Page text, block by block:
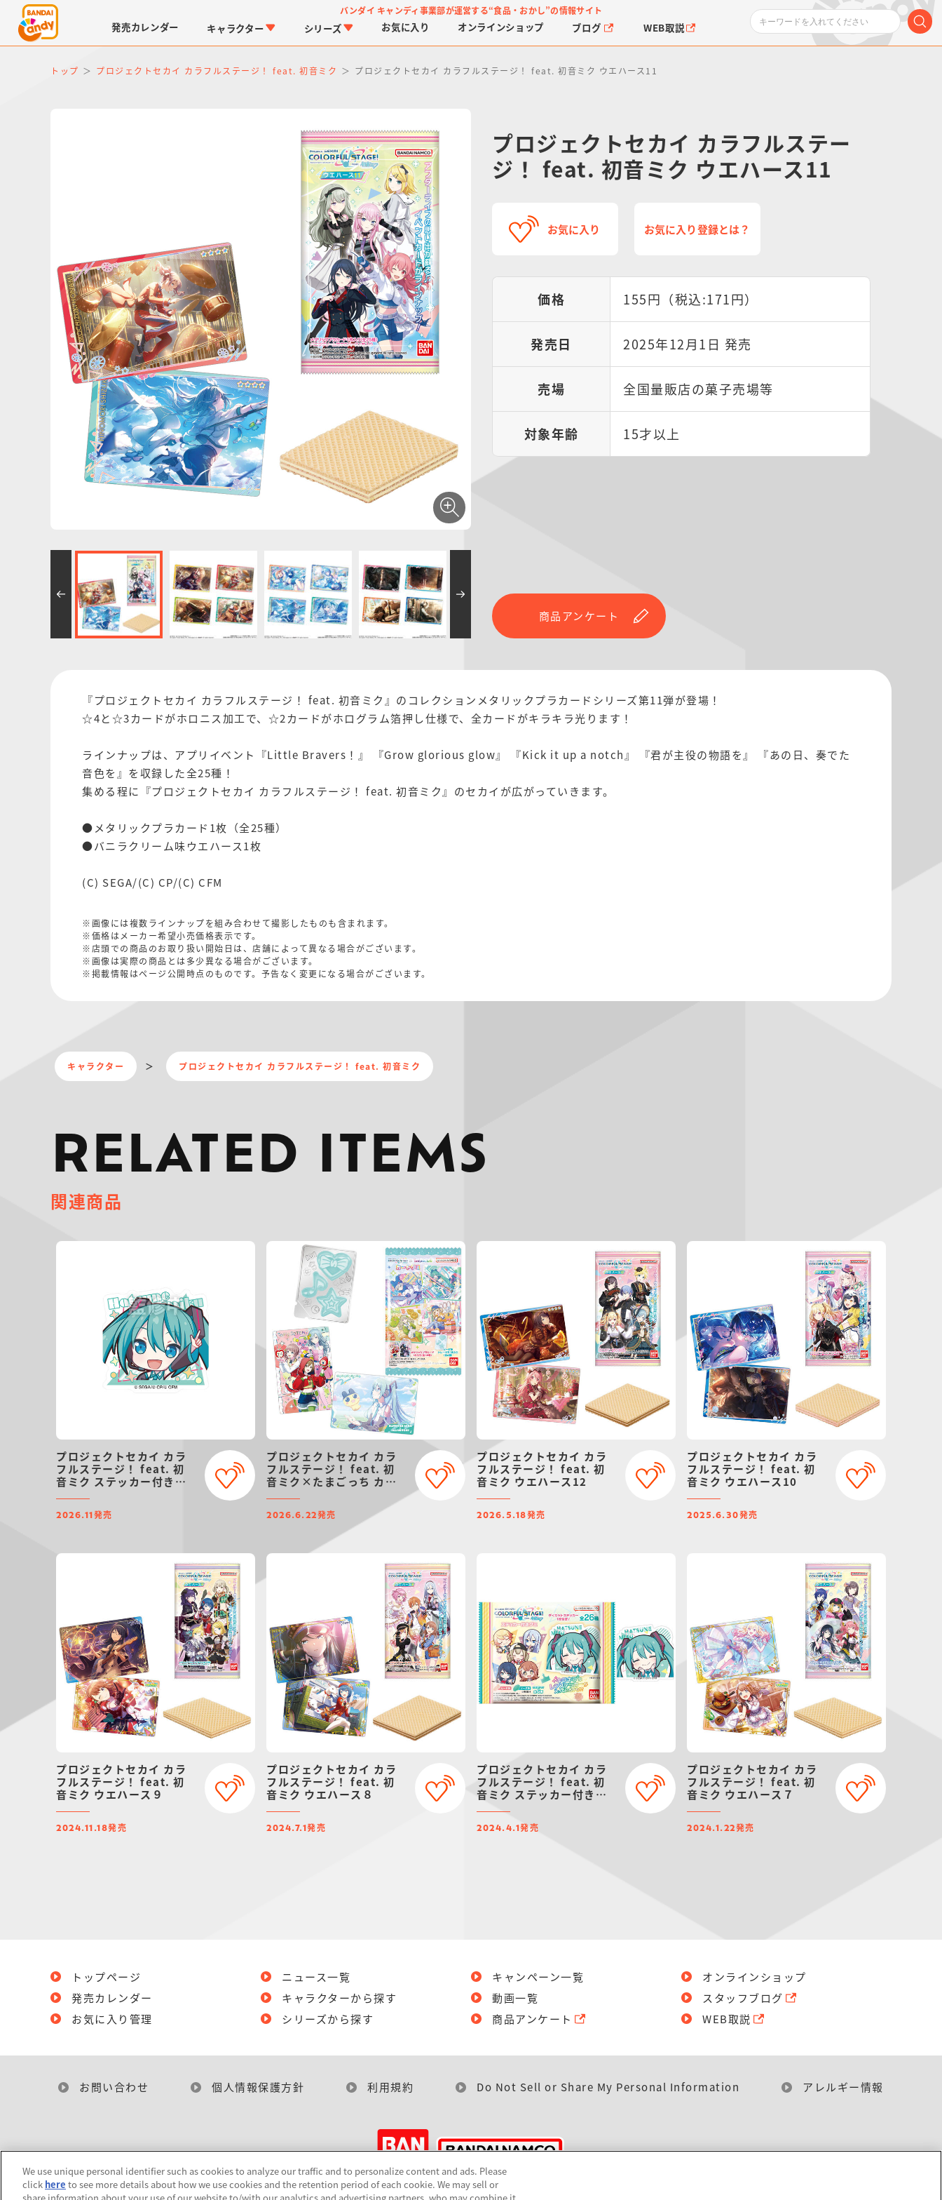
バンダイ キャンディ事業部が運営する“食品・おかし”の情報サイト
発売カレンダー キャラクター
PROJECT R.E.D.・ス
ーパー戦隊シリーズ
シリーズ
つりグミ
お気に入り オンラインショップ ブログ WEB取説
トップ プロジェクトセカイ カラフルステージ！ feat. 初音ミク プロジェクトセカイ カラフルステージ！ feat. 初音ミク ウエハース11
プロジェクトセカイ カラフルステー
ジ！ feat. 初音ミク ウエハース11
お気に入り お気に入り登録とは？
価格 155円（税込:171円）
発売日 2025年12月1日 発売
売場 全国量販店の菓子売場等
対象年齢 15才以上
商品アンケート
『プロジェクトセカイ カラフルステージ！ feat. 初音ミク』のコレクションメタリックプラカードシリーズ第11弾が登場！
☆4と☆3カードがホロニス加工で、☆2カードがホログラム箔押し仕様で、全カードがキラキラ光ります！
ラインナップは、アプリイベント『Little Bravers！』 『Grow glorious glow』 『Kick it up a notch』 『君が主役の物語を』 『あの日、奏でた
音色を』を収録した全25種！
集める程に『プロジェクトセカイ カラフルステージ！ feat. 初音ミク』のセカイが広がっていきます。
●メタリックプラカード1枚（全25種）
●バニラクリーム味ウエハース1枚
(C) SEGA/(C) CP/(C) CFM
※画像には複数ラインナップを組み合わせて撮影したものも含まれます。
※価格はメーカー希望小売価格表示です。
※店頭での商品のお取り扱い開始日は、店舗によって異なる場合がございます。
※画像は実際の商品とは多少異なる場合がございます。
※掲載情報はページ公開時点のものです。予告なく変更になる場合がございます。
キャラクター プロジェクトセカイ カラフルステージ！ feat. 初音ミク
RELATED ITEMS
関連商品
プロジェクトセカイ カラ
フルステージ！ feat. 初
音ミク ステッカー付きビ
2026.11 発売
プロジェクトセカイ カラ
フルステージ！ feat. 初
音ミク×たまごっち カー
2026.6.22発売
プロジェクトセカイ カラ
フルステージ！ feat. 初
音ミク ウエハース12
2026.5.18発売
プロジェクトセカイ カラ
フルステージ！ feat. 初
音ミク ウエハース10
2025.6.30発売
プロジェクトセカイ カラ
フルステージ！ feat. 初
音ミク ウエハース９
2024.11.18発売
プロジェクトセカイ カラ
フルステージ！ feat. 初
音ミク ウエハース８
2024.7.1発売
プロジェクトセカイ カラ
フルステージ！ feat. 初
音ミク ステッカー付きグ
2024.4.1発売
プロジェクトセカイ カラ
フルステージ！ feat. 初
音ミク ウエハース７
2024.1.22発売
トップページ
発売カレンダー
お気に入り管理
ニュース一覧
キャラクターから探す
シリーズから探す
キャンペーン一覧
動画一覧
商品アンケート
オンラインショップ
スタッフブログ
WEB取説
お問い合わせ 個人情報保護方針 利用規約 Do Not Sell or Share My Personal Information アレルギー情報
©BANDAI
We use unique personal identifier such as cookies to analyze our traffic and to personalize content and ads. Please
click here to see more details about how we use cookies and the retention period of each cookie. We may sell or